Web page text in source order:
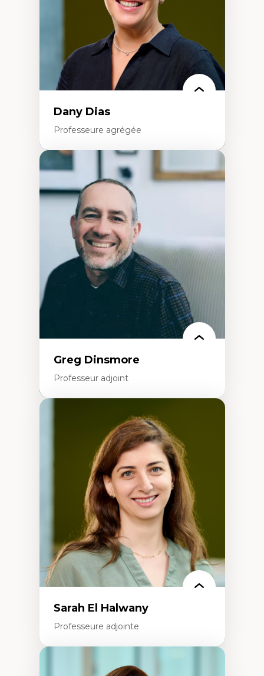
Théories de l’État
Dany Dias
Professeure agrégée
Expertises
Pédagogies critiques et justice sociale
Éthique relationnelle et sollicitude en
éducation
Décolonisation et autochtonisation de la
formation à l’enseignement
Littératie et didactique du français
Éducation inclusive
Formation à l’enseignement en contexte
francophone minoritaire
Identité linguistique et culturelle
Recherche-action et approches
participatives
Leadership éducatif et pratiques réflexives
Éducation durable et bien-être en
Greg Dinsmore
Professeur adjoint
Fragmentation des auditoires médiatiques
Analyse multi-plateforme des auditoires
médiatiques
Analyse des comportements numériques à
travers les données massives et l’IA
Recherche quantitative et qualitative sur
les auditoires médiatiques
Épistémologie des techniques de recherche
numérique et l’IA
Théorie des droits de la personne
La pensée politique d’Hannah Arendt
La pensée politique à l’ère numérique
Justice internationale et normes
internationales
Sarah El Halwany
Professeure adjointe